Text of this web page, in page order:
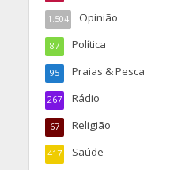
Opinião
1.504
Política
87
Praias & Pesca
95
Rádio
267
Religião
67
Saúde
417